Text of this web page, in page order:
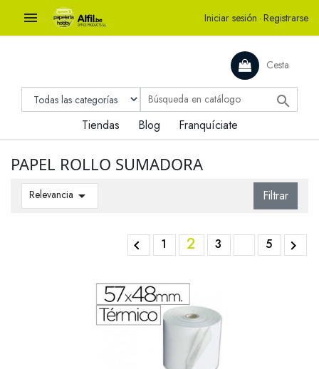
 Iniciar sesión · Registrarse
Cesta

Tiendas Blog Franquíciate
PAPEL ROLLO SUMADORA
Relevancia  Filtrar
 1 2 3 5 